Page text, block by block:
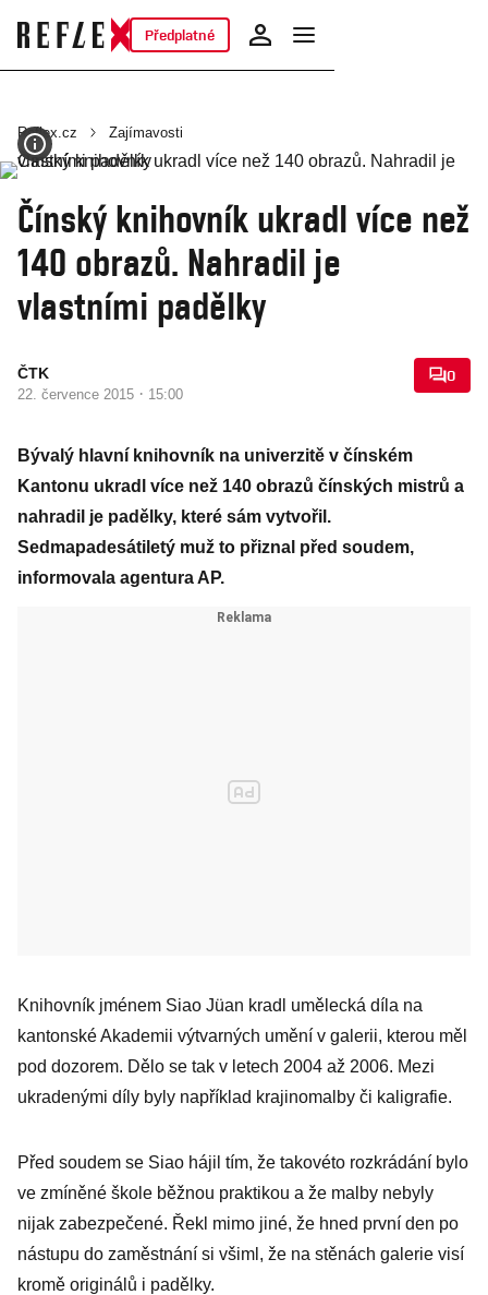
Předplatné
Reflex.cz Zajímavosti
Čínský knihovník ukradl více než
140 obrazů. Nahradil je
vlastními padělky
ČTK
22. července 2015 · 15:00
0
Bývalý hlavní knihovník na univerzitě v čínském
Kantonu ukradl více než 140 obrazů čínských mistrů a
nahradil je padělky, které sám vytvořil.
Sedmapadesátiletý muž to přiznal před soudem,
informovala agentura AP.
Knihovník jménem Siao Jüan kradl umělecká díla na
kantonské Akademii výtvarných umění v galerii, kterou měl
pod dozorem. Dělo se tak v letech 2004 až 2006. Mezi
ukradenými díly byly například krajinomalby či kaligrafie.
Před soudem se Siao hájil tím, že takovéto rozkrádání bylo
ve zmíněné škole běžnou praktikou a že malby nebyly
nijak zabezpečené. Řekl mimo jiné, že hned první den po
nástupu do zaměstnání si všiml, že na stěnách galerie visí
kromě originálů i padělky.